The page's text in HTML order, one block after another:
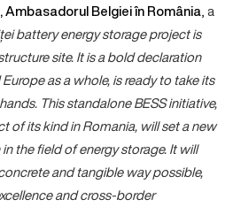
Ambasadorul Belgiei în România, a
battery energy storage project is
site. It is a bold declaration
as a whole, is ready to take its
This standalone BESS initiative,
of its kind in Romania, will set a new
the field of energy storage. It will
and tangible way possible,
and cross-border